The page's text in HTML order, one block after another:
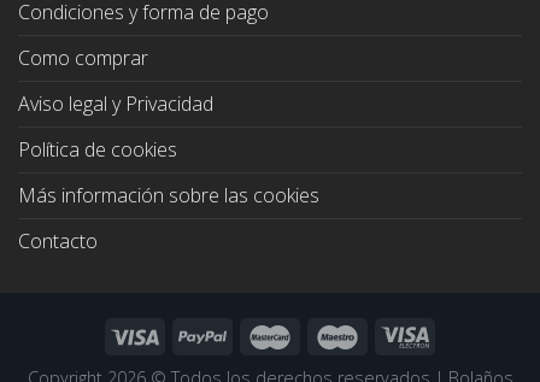
Condiciones y forma de pago
Como comprar
Aviso legal y Privacidad
Política de cookies
Más información sobre las cookies
Contacto